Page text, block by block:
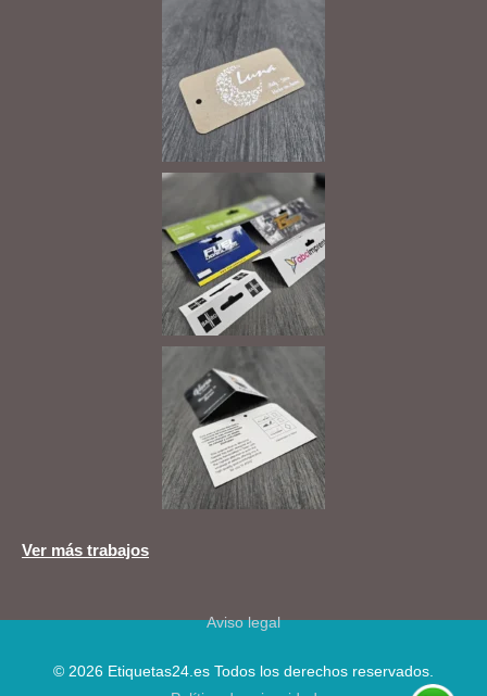
Ver más trabajos
Aviso legal
© 2026 Etiquetas24.es Todos los derechos reservados.